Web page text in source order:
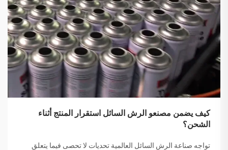
كيف يضمن مصنعو الرش السائل استقرار المنتج أثناء
الشحن؟
تواجه صناعة الرش السائل العالمية تحديات لا تحصى فيما يتعلق